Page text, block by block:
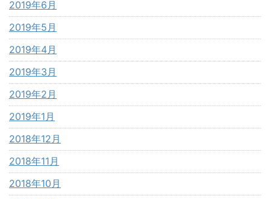
2019年6月
2019年5月
2019年4月
2019年3月
2019年2月
2019年1月
2018年12月
2018年11月
2018年10月